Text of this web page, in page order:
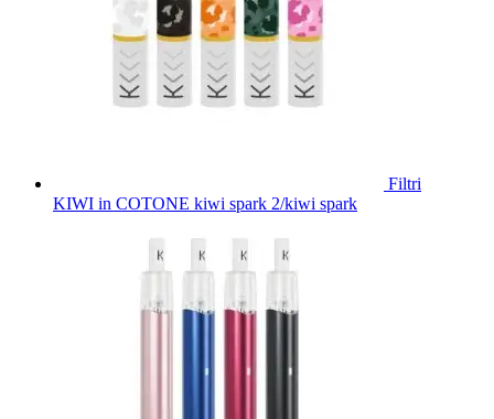
Filtri
KIWI in COTONE kiwi spark 2/kiwi spark